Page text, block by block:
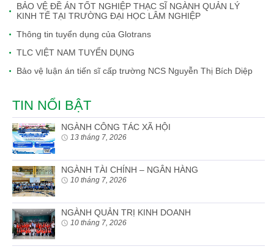
BẢO VỆ ĐỀ ÁN TỐT NGHIỆP THẠC SĨ NGÀNH QUẢN LÝ
KINH TẾ TẠI TRƯỜNG ĐẠI HỌC LÂM NGHIỆP
Thông tin tuyển dụng của Glotrans
TLC VIỆT NAM TUYỂN DỤNG
Bảo vệ luận án tiến sĩ cấp trường NCS Nguyễn Thị Bích Diệp
TIN NỔI BẬT
NGÀNH CÔNG TÁC XÃ HỘI
13 tháng 7, 2026
NGÀNH TÀI CHÍNH – NGÂN HÀNG
10 tháng 7, 2026
NGÀNH QUẢN TRỊ KINH DOANH
10 tháng 7, 2026